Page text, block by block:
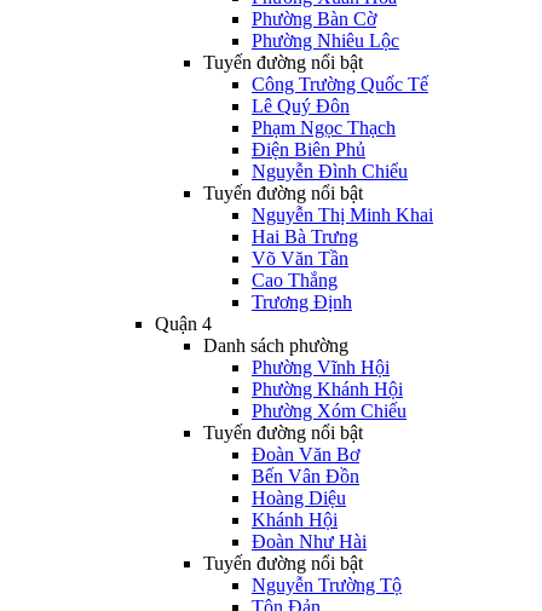
Phường Bàn Cờ
Phường Nhiêu Lộc
Tuyến đường nổi bật
Công Trường Quốc Tế
Lê Quý Đôn
Phạm Ngọc Thạch
Điện Biên Phủ
Nguyễn Đình Chiểu
Tuyến đường nổi bật
Nguyễn Thị Minh Khai
Hai Bà Trưng
Võ Văn Tần
Cao Thắng
Trương Định
Quận 4
Danh sách phường
Phường Vĩnh Hội
Phường Khánh Hội
Phường Xóm Chiếu
Tuyến đường nổi bật
Đoàn Văn Bơ
Bến Vân Đồn
Hoàng Diệu
Khánh Hội
Đoàn Như Hài
Tuyến đường nổi bật
Nguyễn Trường Tộ
Tôn Đản